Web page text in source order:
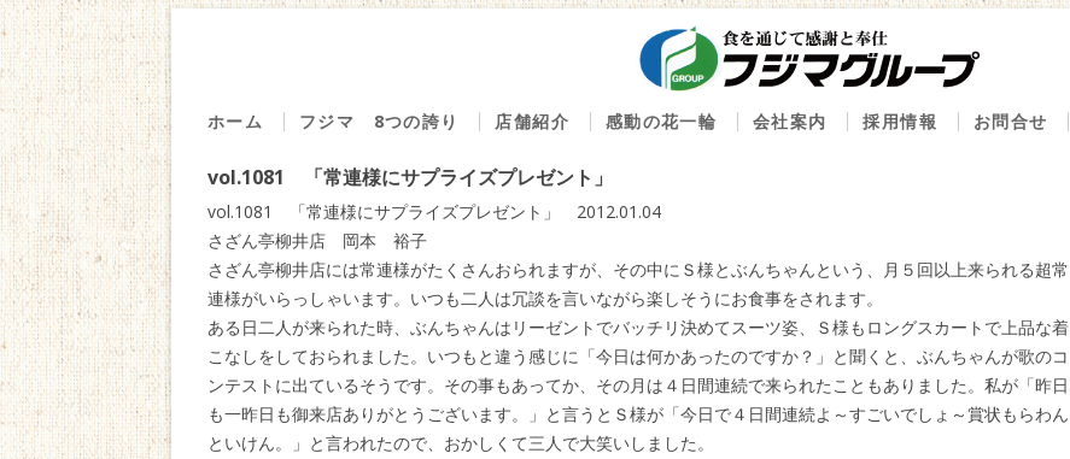
コンテンツへ移動
ホーム フジマ 8つの誇り
２．直営の魚市場
３．厳選した食材
４．旨味の探求
５．安心・安全
６．感動を創る
７．地域への貢献
８．社員は家族
店舗紹介
回る新鮮グルメ のん太鮨
海鮮屋 八丁櫓
うまいもんや 魚好人
仕出しのふじま
ベルゼ
地魚ざんまい一心
感動の花一輪 会社案内
沿革
下二桁運動
採用情報 お問合せ
vol.1081 「常連様にサプライズプレゼント」
vol.1081 「常連様にサプライズプレゼント」 2012.01.04
さざん亭柳井店 岡本 裕子
さざん亭柳井店には常連様がたくさんおられますが、その中にＳ様とぶんちゃんという、月５回以上来られる超常
連様がいらっしゃいます。いつも二人は冗談を言いながら楽しそうにお食事をされます。
ある日二人が来られた時、ぶんちゃんはリーゼントでバッチリ決めてスーツ姿、Ｓ様もロングスカートで上品な着
こなしをしておられました。いつもと違う感じに「今日は何かあったのですか？」と聞くと、ぶんちゃんが歌のコ
ンテストに出ているそうです。その事もあってか、その月は４日間連続で来られたこともありました。私が「昨日
も一昨日も御来店ありがとうございます。」と言うとＳ様が「今日で４日間連続よ～すごいでしょ～賞状もらわん
といけん。」と言われたので、おかしくて三人で大笑いしました。